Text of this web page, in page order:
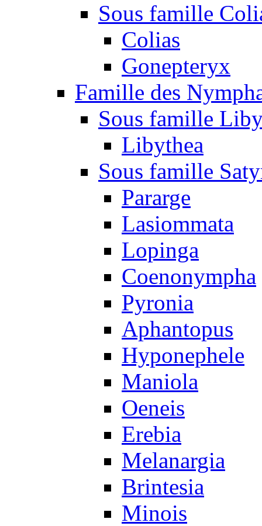
Sous famille
Colias
Gonepteryx
Famille des
Sous famille
Libythea
Sous famille
Pararge
Lasiommata
Lopinga
Coenonympha
Pyronia
Aphantopus
Hyponephele
Maniola
Oeneis
Erebia
Melanargia
Brintesia
Minois